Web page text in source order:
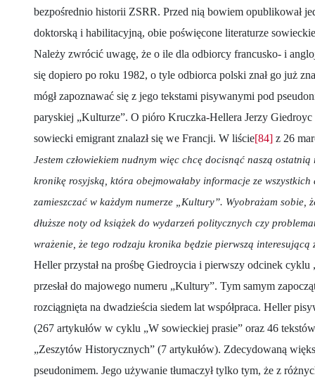
bezpośrednio historii ZSRR. Przed nią bowiem opublikował
doktorską i habilitacyjną, obie poświęcone literaturze
Należy zwrócić uwagę, że o ile dla odbiorcy francusko- i
się dopiero po roku 1982, o tyle odbiorca polski znał go już
mógł zapoznawać się z jego tekstami pisywanymi pod
paryskiej „Kulturze”. O pióro Kruczka-Hellera Jerzy
sowiecki emigrant znalazł się we Francji. W liście[84] z 26
Jestem człowiekiem nudnym więc chcę docisnąć naszą
kronikę rosyjską, która obejmowałaby informacje ze
zamieszczać w każdym numerze „Kultury”. Wyobrażam sobie,
dłuższe noty od książek do wydarzeń politycznych czy
wrażenie, że tego rodzaju kronika będzie pierwszą interesującą
Heller przystał na prośbę Giedroycia i pierwszy odcinek cyklu
przesłał do majowego numeru „Kultury”. Tym samym
rozciągnięta na dwadzieścia siedem lat współpraca. Heller
(267 artykułów w cyklu „W sowieckiej prasie” oraz 46
„Zeszytów Historycznych” (7 artykułów). Zdecydowaną
pseudonimem. Jego używanie tłumaczył tylko tym, że z